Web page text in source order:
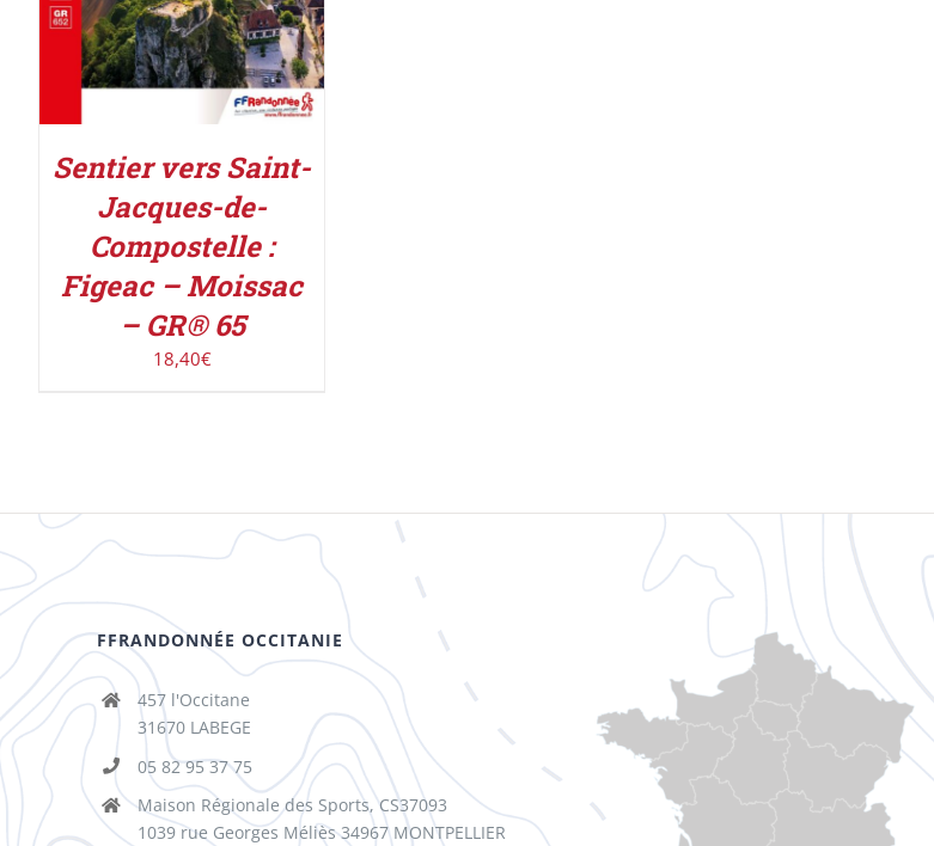
Sentier vers Saint-
Jacques-de-
Compostelle :
Figeac – Moissac
– GR® 65
18,40€
FFRANDONNÉE OCCITANIE
457 l'Occitane
31670 LABEGE
05 82 95 37 75
Maison Régionale des Sports, CS37093
1039 rue Georges Méliès 34967 MONTPELLIER